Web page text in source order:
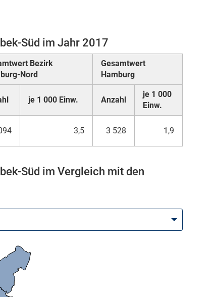
Süd im Jahr 2017
Bezirk
Nord
Gesamtwert
Hamburg
je 1 000 Einw. Anzahl
je 1 000
Einw.
3,5 3 528 1,9
Süd im Vergleich mit den